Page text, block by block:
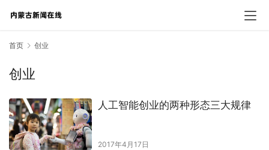
首页 创业
创业
人工智能创业的两种形态三大规律
2017年4月17日